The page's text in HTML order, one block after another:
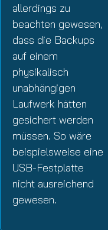
allerdings zu
beachten gewesen,
dass die Backups
auf einem
physikalisch
unabhängigen
Laufwerk hätten
gesichert werden
müssen. So wäre
beispielsweise eine
USB-Festplatte
nicht ausreichend
gewesen.